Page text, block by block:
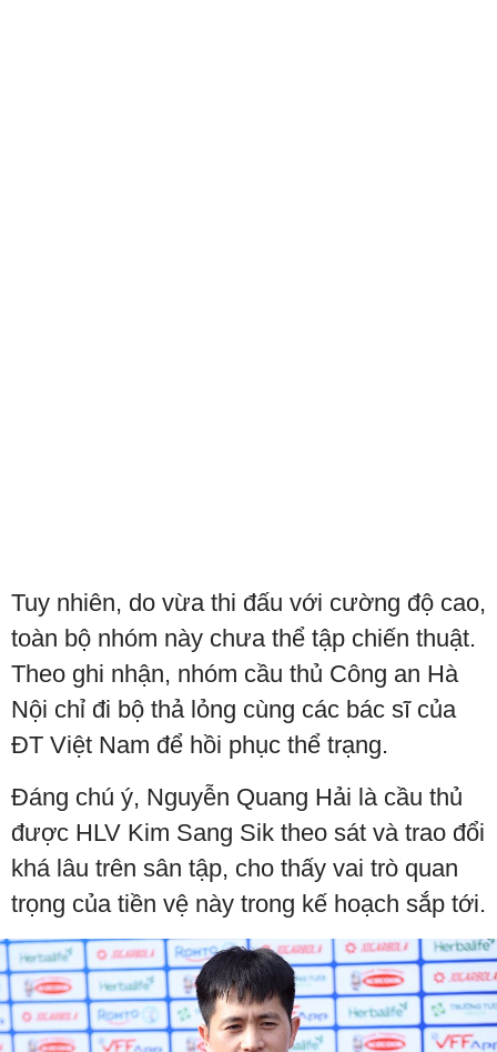
Tuy nhiên, do vừa thi đấu với cường độ cao,
toàn bộ nhóm này chưa thể tập chiến thuật.
Theo ghi nhận, nhóm cầu thủ Công an Hà
Nội chỉ đi bộ thả lỏng cùng các bác sĩ của
ĐT Việt Nam để hồi phục thể trạng.
Đáng chú ý, Nguyễn Quang Hải là cầu thủ
được HLV Kim Sang Sik theo sát và trao đổi
khá lâu trên sân tập, cho thấy vai trò quan
trọng của tiền vệ này trong kế hoạch sắp tới.